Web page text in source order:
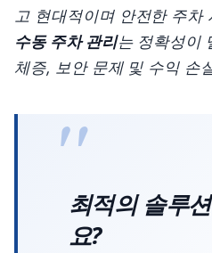
고 현대적이며 안전한 주차
수동 주차 관리는 정확성이
체증, 보안 문제 및 수익 손
최적의 솔루
요?